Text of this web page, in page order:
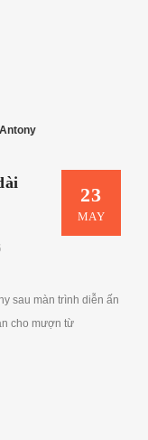
23
MAY
sau màn trình diễn ấn
cho mượn từ